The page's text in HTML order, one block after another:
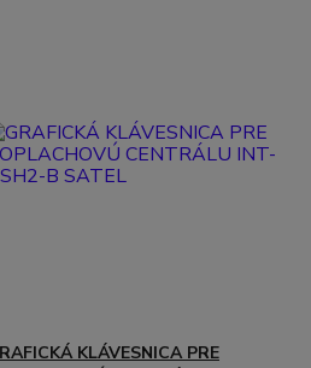
KLÁVESNICA PRE